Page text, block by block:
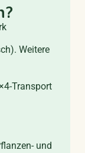
Weitere
Transport
und